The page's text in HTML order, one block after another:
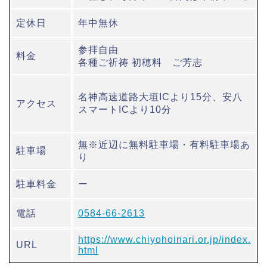
定休日 年中無休
料金
参拝自由
各種ご祈祷 初穂料 ご芳志
アクセス
名神高速道路大垣ICより15分、安八
スマートICより10分
駐車場
無※近辺に無料駐車場・有料駐車場あ
り
駐車料金 ー
電話 0584-66-2613
URL
https://www.chiyohoinari.or.jp/index.
html